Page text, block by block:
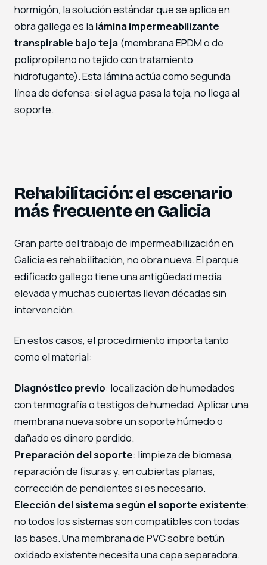
hormigón, la solución estándar que se aplica en
obra gallega es la lámina impermeabilizante
transpirable bajo teja (membrana EPDM o de
polipropileno no tejido con tratamiento
hidrofugante). Esta lámina actúa como segunda
línea de defensa: si el agua pasa la teja, no llega al
soporte.
Rehabilitación: el escenario
más frecuente en Galicia
Gran parte del trabajo de impermeabilización en
Galicia es rehabilitación, no obra nueva. El parque
edificado gallego tiene una antigüedad media
elevada y muchas cubiertas llevan décadas sin
intervención.
En estos casos, el procedimiento importa tanto
como el material:
Diagnóstico previo: localización de humedades
con termografía o testigos de humedad. Aplicar una
membrana nueva sobre un soporte húmedo o
dañado es dinero perdido.
Preparación del soporte: limpieza de biomasa,
reparación de fisuras y, en cubiertas planas,
corrección de pendientes si es necesario.
Elección del sistema según el soporte existente:
no todos los sistemas son compatibles con todas
las bases. Una membrana de PVC sobre betún
oxidado existente necesita una capa separadora.